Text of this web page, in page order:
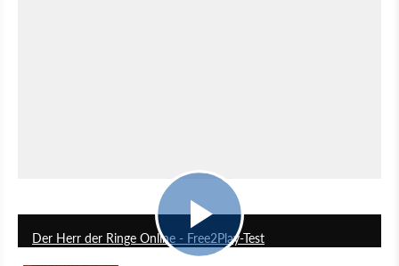
Der Herr der Ringe Online - Free2Play-Test